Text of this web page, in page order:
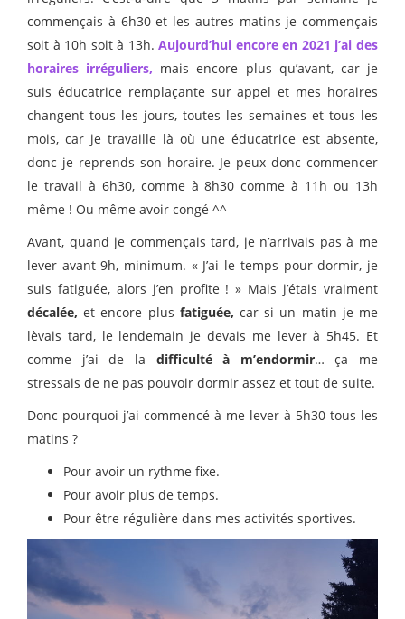
commençais à 6h30 et les autres matins je commençais
soit à 10h soit à 13h.Aujourd’hui encore en 2021 j’ai des
horaires irréguliers, mais encore plus qu’avant, car je
suis éducatrice remplaçante sur appel et mes horaires
changent tous les jours, toutes les semaines et tous les
mois, car je travaille là où une éducatrice est absente,
donc je reprends son horaire. Je peux donc commencer
le travail à 6h30, comme à 8h30 comme à 11h ou 13h
même ! Ou même avoir congé ^^
Avant, quand je commençais tard, je n’arrivais pas à me
lever avant 9h, minimum. « J’ai le temps pour dormir, je
suis fatiguée, alors j’en profite ! » Mais j’étais vraiment
décalée, et encore plus fatiguée, car si un matin je me
lèvais tard, le lendemain je devais me lever à 5h45. Et
comme j’ai de la difficulté à m’endormir… ça me
stressais de ne pas pouvoir dormir assez et tout de suite.
Donc pourquoi j’ai commencé à me lever à 5h30 tous les
matins ?
Pour avoir un rythme fixe.
Pour avoir plus de temps.
Pour être régulière dans mes activités sportives.